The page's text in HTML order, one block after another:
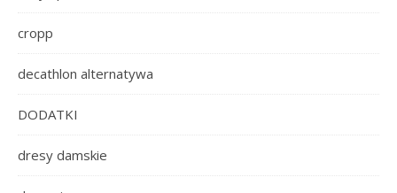
cropp
decathlon alternatywa
DODATKI
dresy damskie